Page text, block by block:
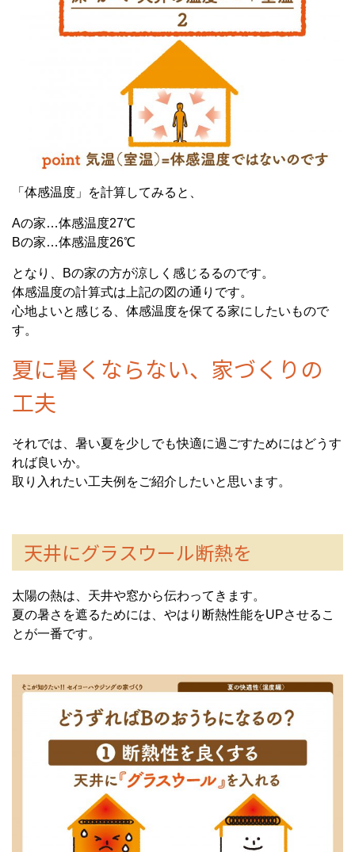
「体感温度」を計算してみると、
Aの家…体感温度27℃
Bの家…体感温度26℃
となり、Bの家の方が涼しく感じるるのです。
体感温度の計算式は上記の図の通りです。
心地よいと感じる、体感温度を保てる家にしたいもので
す。
夏に暑くならない、家づくりの
工夫
それでは、暑い夏を少しでも快適に過ごすためにはどうす
れば良いか。
取り入れたい工夫例をご紹介したいと思います。
天井にグラスウール断熱を
太陽の熱は、天井や窓から伝わってきます。
夏の暑さを遮るためには、やはり断熱性能をUPさせるこ
とが一番です。